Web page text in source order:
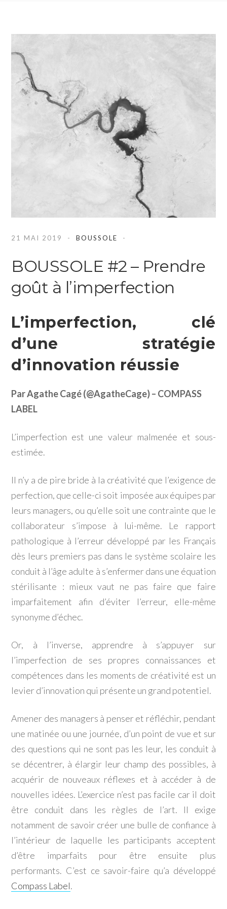
21 MAI 2019 BOUSSOLE
BOUSSOLE #2 – Prendre
goût à l’imperfection
L’imperfection, clé
d’une stratégie
d’innovation réussie
Par Agathe Cagé (@AgatheCage) – COMPASS
LABEL
L’imperfection est une valeur malmenée et sous-
estimée.
Il n’y a de pire bride à la créativité que l’exigence de
perfection, que celle-ci soit imposée aux équipes par
leurs managers, ou qu’elle soit une contrainte que le
collaborateur s’impose à lui-même. Le rapport
pathologique à l’erreur développé par les Français
dès leurs premiers pas dans le système scolaire les
conduit à l’âge adulte à s’enfermer dans une équation
stérilisante : mieux vaut ne pas faire que faire
imparfaitement afin d’éviter l’erreur, elle-même
synonyme d’échec.
Or, à l’inverse, apprendre à s’appuyer sur
l’imperfection de ses propres connaissances et
compétences dans les moments de créativité est un
levier d’innovation qui présente un grand potentiel.
Amener des managers à penser et réfléchir, pendant
une matinée ou une journée, d’un point de vue et sur
des questions qui ne sont pas les leur, les conduit à
se décentrer, à élargir leur champ des possibles, à
acquérir de nouveaux réflexes et à accéder à de
nouvelles idées. L’exercice n’est pas facile car il doit
être conduit dans les règles de l’art. Il exige
notamment de savoir créer une bulle de confiance à
l’intérieur de laquelle les participants acceptent
d’être imparfaits pour être ensuite plus
performants. C’est ce savoir-faire qu’a développé
Compass Label.